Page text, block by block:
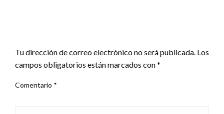
Tu dirección de correo electrónico no será publicada. Los
campos obligatorios están marcados con*
Comentario *